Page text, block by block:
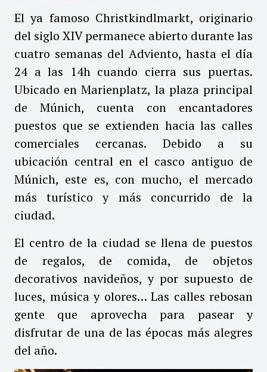
El ya famoso Christkindlmarkt, originario
del siglo XIV permanece abierto durante las
cuatro semanas del Adviento, hasta el día
24 a las 14h cuando cierra sus puertas.
Ubicado en Marienplatz, la plaza principal
de Múnich, cuenta con encantadores
puestos que se extienden hacia las calles
comerciales cercanas. Debido a su
ubicación central en el casco antiguo de
Múnich, este es, con mucho, el mercado
más turístico y más concurrido de la
ciudad.
El centro de la ciudad se llena de puestos
de regalos, de comida, de objetos
decorativos navideños, y por supuesto de
luces, música y olores… Las calles rebosan
gente que aprovecha para pasear y
disfrutar de una de las épocas más alegres
del año.